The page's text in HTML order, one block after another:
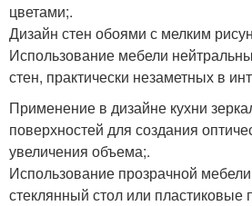
цветами;.
Дизайн стен обоями с мелким
Использование мебели
стен, практически незаметных в
Применение в дизайне кухни
поверхностей для создания
увеличения объема;.
Использование прозрачной
стеклянный стол или пластиковые